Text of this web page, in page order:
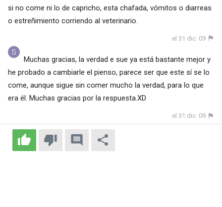
si no come ni lo de capricho, esta chafada, vómitos o diarreas
o estreñimiento corriendo al veterinario.
el 31 dic. 09
Muchas gracias, la verdad e sue ya está bastante mejor y
he probado a cambiarle el pienso, parece ser que este sí se lo
come, aunque sigue sin comer mucho la verdad, para lo que
era él. Muchas gracias por la respuesta.XD
el 31 dic. 09